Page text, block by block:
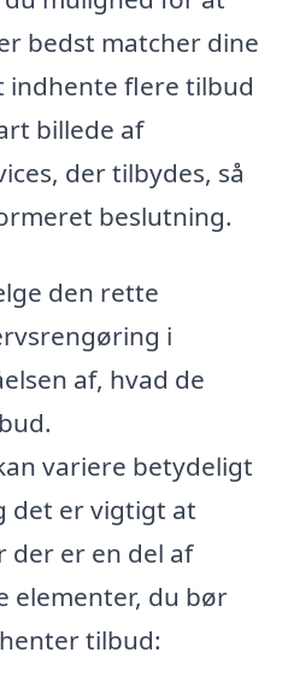
bedst matcher dine
indhente flere tilbud
billede af
der tilbydes, så
beslutning.
den rette
i
af, hvad de
variere betydeligt
det er vigtigt at
der er en del af
elementer, du bør
tilbud: